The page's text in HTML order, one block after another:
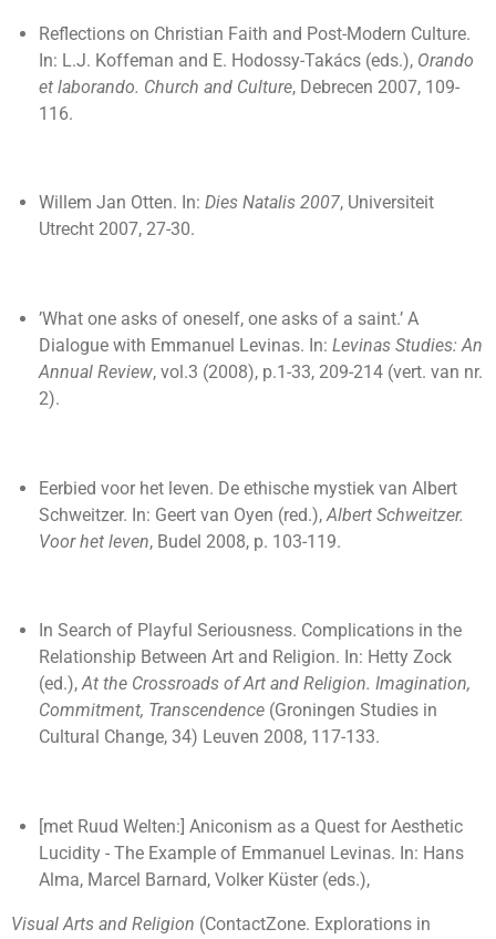
Reflections on Christian Faith and Post-Modern Culture.
In: L.J. Koffeman and E. Hodossy-Takács (eds.), Orando
et laborando. Church and Culture, Debrecen 2007, 109-
116.
Willem Jan Otten. In: Dies Natalis 2007, Universiteit
Utrecht 2007, 27-30.
’What one asks of oneself, one asks of a saint.’ A
Dialogue with Emmanuel Levinas. In: Levinas Studies: An
Annual Review, vol.3 (2008), p.1-33, 209-214 (vert. van nr.
2).
Eerbied voor het leven. De ethische mystiek van Albert
Schweitzer. In: Geert van Oyen (red.), Albert Schweitzer.
Voor het leven, Budel 2008, p. 103-119.
In Search of Playful Seriousness. Complications in the
Relationship Between Art and Religion. In: Hetty Zock
(ed.),At the Crossroads of Art and Religion. Imagination,
Commitment, Transcendence(Groningen Studies in
Cultural Change, 34) Leuven 2008, 117-133.
[met Ruud Welten:] Aniconism as a Quest for Aesthetic
Lucidity - The Example of Emmanuel Levinas. In: Hans
Alma, Marcel Barnard, Volker Küster (eds.),
Visual Arts and Religion (ContactZone. Explorations in